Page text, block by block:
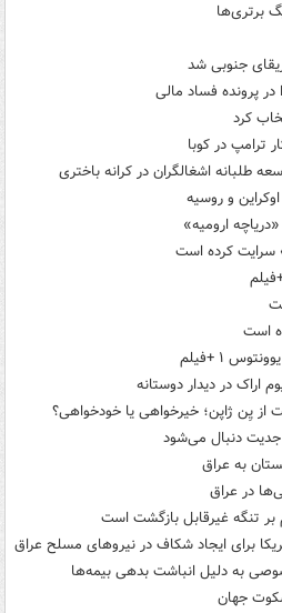
برتری‌ها
جنوبی شد
پرونده فساد مالی
کرد
ترامپ در کوبا
طلبانه اشغالگران در کرانه باختری
و روسیه
ارومیه»
سرایت کرده است
است
اراک در دیدار دوستانه
از یِن ژاپن؛ خیرخواهی یا خودخواهی؟
جدیت دنبال می‌شود
به عراق
تنگه غیرقابل بازگشت است
برای ایجاد شکاف در نیروهای مسلح عراق
به دلیل انباشت بدهی بیمه‌ها
سکوت جهان